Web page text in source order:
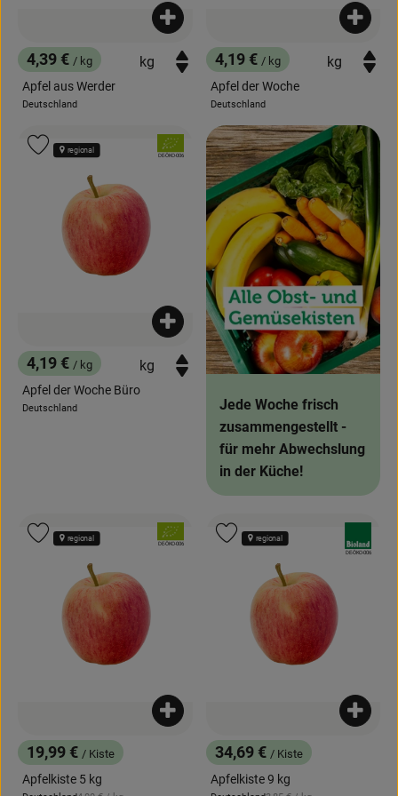
, Preis:
4,39 € / kg
Apfel aus Werder
, Herkunft:
Deutschland
Produkt zum Warenkorb hinzufügen
, Preis:
4,19 € / kg
Apfel der Woche
, Herkunft:
Deutschland
, Preis:
4,19 € / kg
Apfel der Woche Büro
, Herkunft:
Deutschland
Produkt zum Warenkorb hinzufügen
, Verband:
, Kontrollstelle:
DE-ÖKO-006
regional
Produkt zu Favouriten hinzufügen
Jede Woche frisch
zusammengestellt -
für mehr Abwechslung
in der Küche!
, Preis:
19,99 € / Kiste
Apfelkiste 5 kg
Produkt zum Warenkorb hinzufügen
, Verband:
, Kontrollstelle:
DE-ÖKO-006
regional
Produkt zu Favouriten hinzufügen
, Preis:
34,69 € / Kiste
Apfelkiste 9 kg
, Kontrollstelle:
DE-ÖKO-006
regional
Produkt zu Favouriten hinzufügen